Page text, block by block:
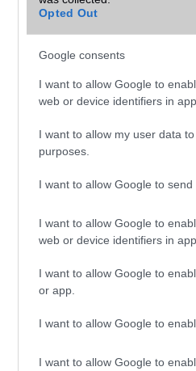
Opted Out
Google consents
I want to allow Google to
web or device identifiers in
I want to allow my user data
purposes.
I want to allow Google to
I want to allow Google to
web or device identifiers in
I want to allow Google to
or app.
I want to allow Google to
I want to allow Google to
Java
Organizer